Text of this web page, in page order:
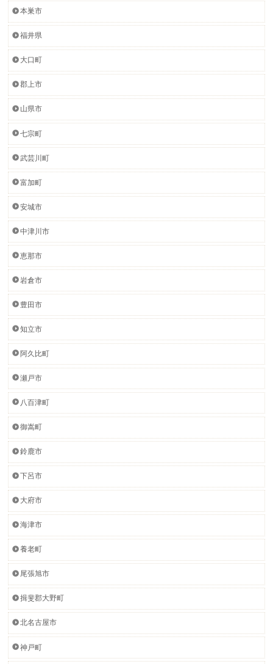
本巣市
福井県
大口町
郡上市
山県市
七宗町
武芸川町
富加町
安城市
中津川市
恵那市
岩倉市
豊田市
知立市
阿久比町
瀬戸市
八百津町
御嵩町
鈴鹿市
下呂市
大府市
海津市
養老町
尾張旭市
揖斐郡大野町
北名古屋市
神戸町